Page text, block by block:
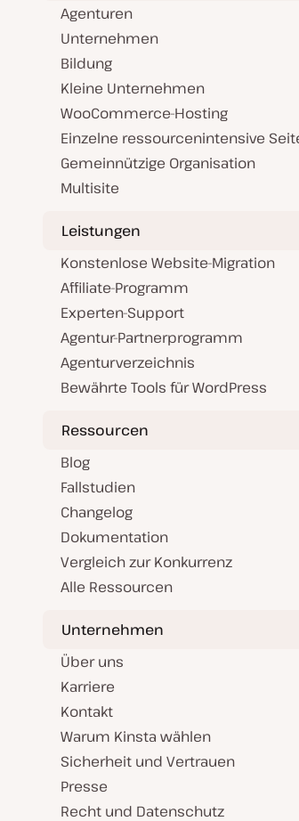
Agenturen
Unternehmen
Bildung
Kleine Unternehmen
WooCommerce-Hosting
Einzelne ressourcenintensive
Gemeinnützige Organisation
Multisite
Leistungen
Konstenlose Website-Migration
Affiliate-Programm
Experten-Support
Agentur-Partnerprogramm
Agenturverzeichnis
Bewährte Tools für WordPress
Ressourcen
Blog
Fallstudien
Changelog
Dokumentation
Vergleich zur Konkurrenz
Alle Ressourcen
Unternehmen
Über uns
Karriere
Kontakt
Warum Kinsta wählen
Sicherheit und Vertrauen
Presse
Recht und Datenschutz